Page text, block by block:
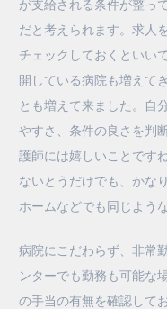
が支給される条件が整っ
だと考えられます。求人
チェックしておくといい
開している病院も増えて
とも増えて来ました。自
やすさ、条件の良さを判
護師には嬉しいことです
ないとうだけでも、かな
ホームなどでも同じよう
病院にこだわらず、非常
ンターでも勤務も可能な
の手当の有無を確認して